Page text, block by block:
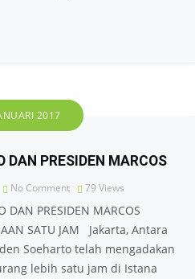
2017
DAN PRESIDEN MARCOS
No Comment 79 Views
DAN PRESIDEN MARCOS
SATU JAM Jakarta, Antara
Soeharto telah mengadakan
lebih satu jam di Istana